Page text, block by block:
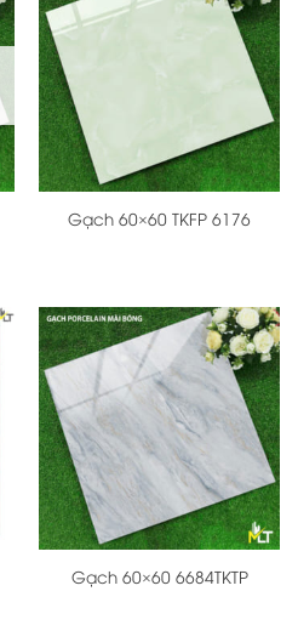
Gạch 60×60 TKFP 6176
Gạch 60×60 6684TKTP